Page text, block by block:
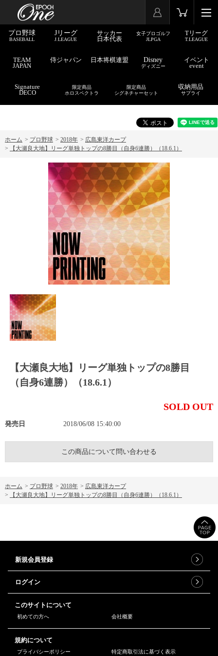
プロ野球
BASEBALL
Jリーグ
J.LEAGUE
サッカー
日本代表
女子プロゴルフ
JLPGA
Tリーグ
T.LEAGUE
TEAM
JAPAN
侍ジャパン 日本将棋連盟 Disney
ディズニー
イベント
event
Signature
DECO
限定商品
ホロスペクトラ
限定商品
シグネチャーセット
収納用品
サプライ
ホーム > プロ野球 > 2018年 > 広島東洋カープ
>
【大瀬良大地】リーグ単独トップの8勝目（自身6連勝）（18.6.1）
【大瀬良大地】リーグ単独トップの8勝目
（自身6連勝）（18.6.1）
SOLD OUT
発売日 2018/06/08 15:40:00
この商品について問い合わせる
ホーム > プロ野球 > 2018年 > 広島東洋カープ
>
【大瀬良大地】リーグ単独トップの8勝目（自身6連勝）（18.6.1）
新規会員登録
ログイン
このサイトについて
初めての方へ 会社概要
規約について
プライバシーポリシー 特定商取引法に基づく表示